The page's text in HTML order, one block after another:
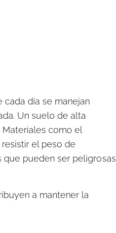
día se manejan
Un suelo de alta
como el
el peso de
pueden ser peligrosas
a mantener la